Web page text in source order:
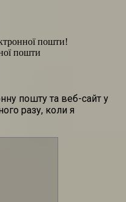
пошти!
пошти
пошту та веб-сайт у
разу, коли я